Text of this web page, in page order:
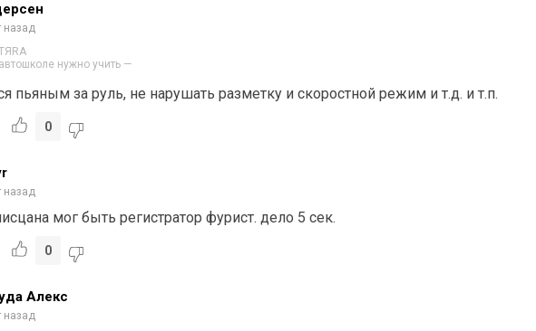
назад
нужно учить —
пьяным за руль, не нарушать разметку и скоростной режим и т.д. и т.п.
0
назад
мог быть регистратор фурист. дело 5 сек.
0
Алекс
назад